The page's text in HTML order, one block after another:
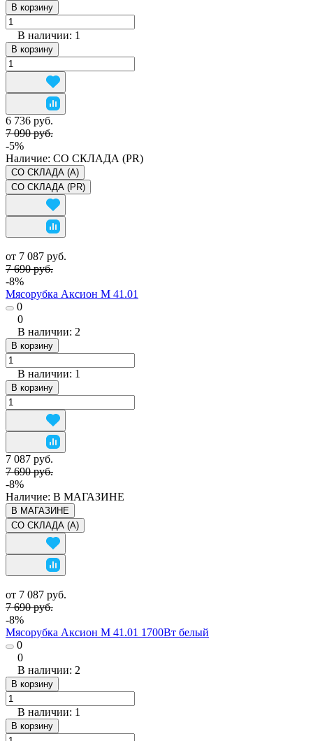
В корзину
В наличии: 1
В корзину
6 736 руб.
7 090 руб.
-5%
Наличие: СО СКЛАДА (PR)
СО СКЛАДА (A)
СО СКЛАДА (PR)
от 7 087 руб.
7 690 руб.
-8%
Мясорубка Аксион М 41.01
0
0
В наличии: 2
В корзину
В наличии: 1
В корзину
7 087 руб.
7 690 руб.
-8%
Наличие: В МАГАЗИНЕ
В МАГАЗИНЕ
СО СКЛАДА (A)
от 7 087 руб.
7 690 руб.
-8%
Мясорубка Аксион М 41.01 1700Вт белый
0
0
В наличии: 2
В корзину
В наличии: 1
В корзину